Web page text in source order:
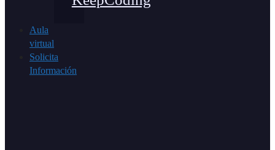
Aula
virtual
Solicita
Información